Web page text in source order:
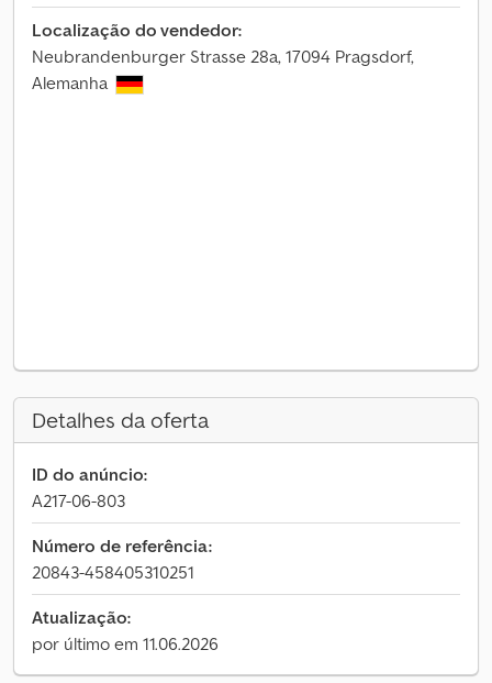
Localização do vendedor:
Neubrandenburger Strasse 28a, 17094 Pragsdorf,
Alemanha
Detalhes da oferta
ID do anúncio:
A217-06-803
Número de referência:
20843-458405310251
Atualização:
por último em 11.06.2026